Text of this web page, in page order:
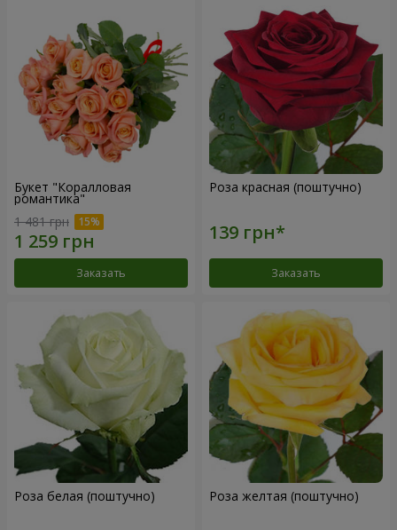
Букет "Коралловая
романтика"
1 481 грн
Заказать
Роза красная (поштучно)
Заказать
Роза белая (поштучно) Роза желтая (поштучно)